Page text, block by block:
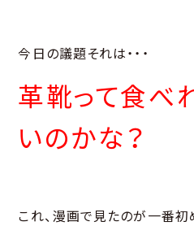
今日の議題それは・・・
革靴って食べ
いのかな？
これ、漫画で見たのが一番初